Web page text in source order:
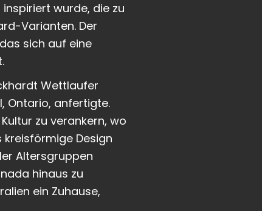
wurde, die zu
Varianten. Der
sich auf eine
Wettlaufer
Ontario, anfertigte.
zu verankern, wo
Design
Altersgruppen
hinaus zu
ein Zuhause,